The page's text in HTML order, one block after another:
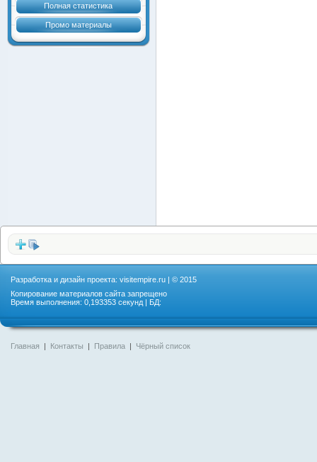
Полная статистика
Промо материалы
Разработка и дизайн проекта: visitempire.ru | © 2015
Копирование материалов сайта запрещено
Время выполнения: 0,193353 секунд | БД:
Главная | Контакты | Правила | Чёрный список